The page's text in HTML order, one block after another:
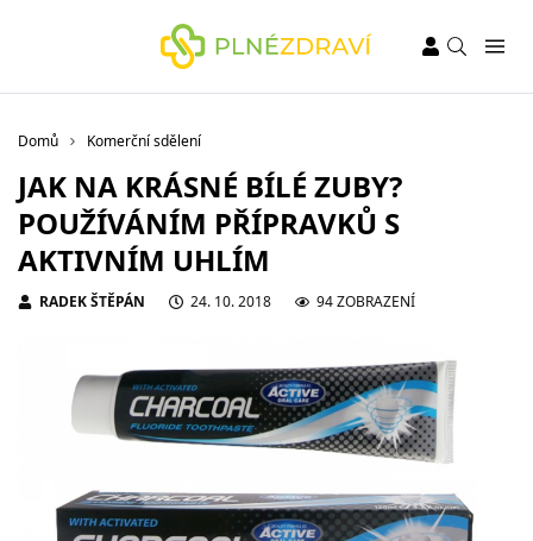
Domů Komerční sdělení
JAK NA KRÁSNÉ BÍLÉ ZUBY?
POUŽÍVÁNÍM PŘÍPRAVKŮ S
AKTIVNÍM UHLÍM
RADEK ŠTĚPÁN 24. 10. 2018 94 ZOBRAZENÍ